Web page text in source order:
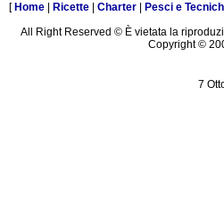
[ Home Ricette Charter Pesci e
All Right Reserved © È vietata la
Copyright ©
7